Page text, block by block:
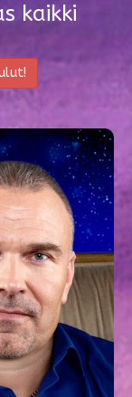
kaikki